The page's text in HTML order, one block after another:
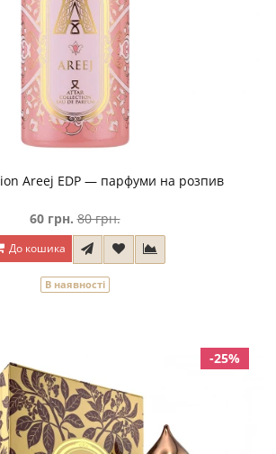
Areej EDP — парфуми на розпив
60 грн. 80 грн.
До кошика
В наявності
-25%